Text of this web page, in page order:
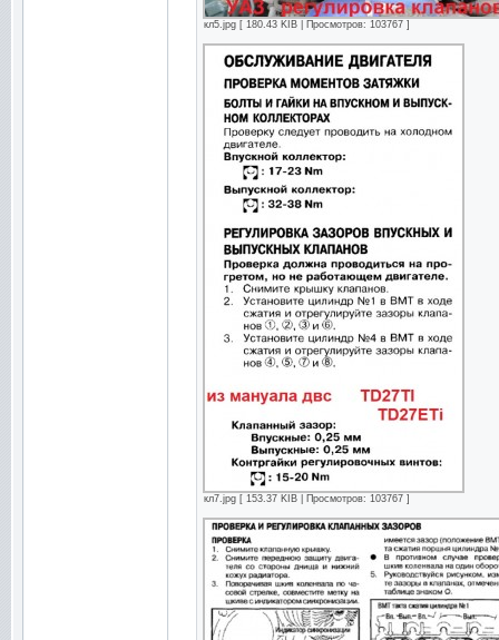
кл5.jpg [ 180.43 KIB | Просмотров: 103767 ]
кл7.jpg [ 153.37 KIB | Просмотров: 103767 ]